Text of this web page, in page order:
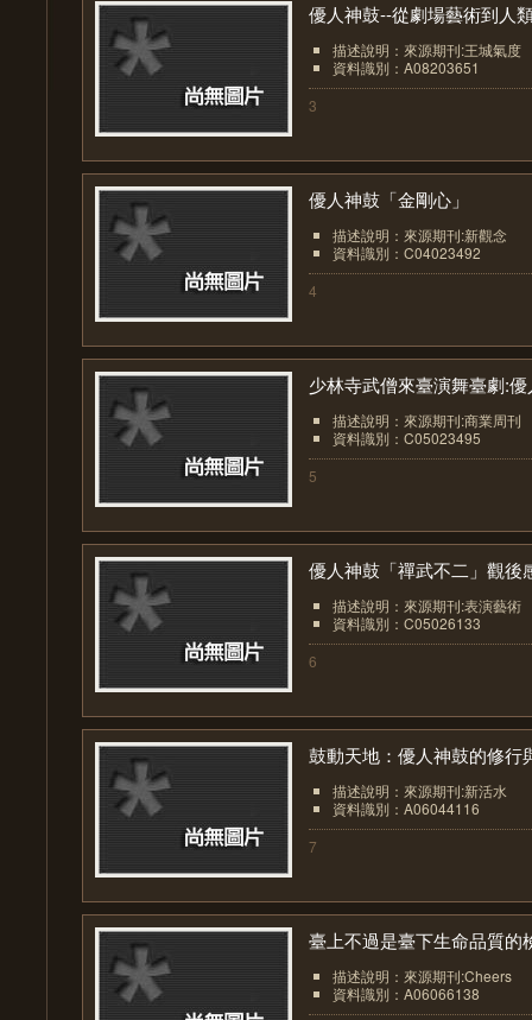
優人神鼓--從劇場藝術到人
描述說明：來源期刊:王城氣度
資料識別：A08203651
3
優人神鼓「金剛心」
描述說明：來源期刊:新觀念
資料識別：C04023492
4
少林寺武僧來臺演舞臺劇:優
描述說明：來源期刊:商業周刊
資料識別：C05023495
5
優人神鼓「禪武不二」觀後
描述說明：來源期刊:表演藝術
資料識別：C05026133
6
鼓動天地：優人神鼓的修行
描述說明：來源期刊:新活水
資料識別：A06044116
7
臺上不過是臺下生命品質的
描述說明：來源期刊:Cheers
資料識別：A06066138